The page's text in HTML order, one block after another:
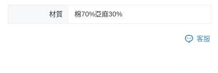
材質 棉70%亞麻30%
客服